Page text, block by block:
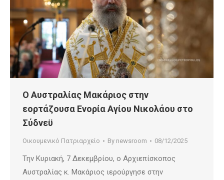
Ο Αυστραλίας Μακάριος στην
εορτάζουσα Ενορία Αγίου Νικολάου στο
Σύδνεϋ
Οικουμενικό Πατριαρχείο By newsroom 08/12/2025
Την Κυριακή, 7 Δεκεμβρίου, ο Αρχιεπίσκοπος
Αυστραλίας κ. Μακάριος ιερούργησε στην